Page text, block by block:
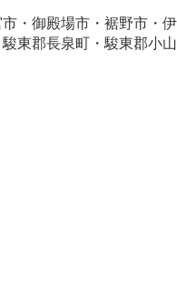
・御殿場市・裾野市・伊
東郡長泉町・駿東郡小山